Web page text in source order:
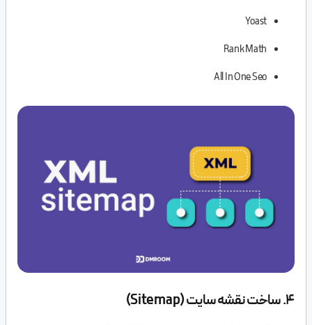
Yoast
Rank Math
All In One Seo
4. ساخت نقشه سایت (Sitemap)